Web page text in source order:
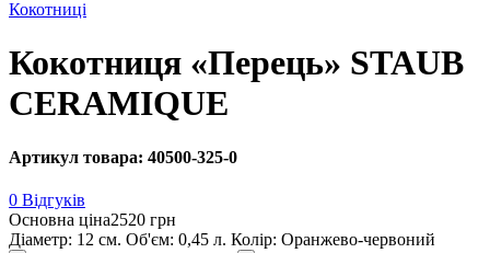
Кокотниці
Кокотниця «Перець» STAUB
CERAMIQUE
Артикул товара: 40500-325-0
0 Відгуків
Основна ціна2520 грн
Діаметр: 12 см. Об'єм: 0,45 л. Колір: Оранжево-червоний